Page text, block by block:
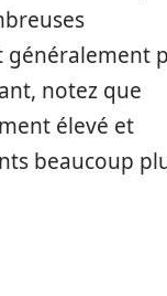
généralement
notez que
élevé et
beaucoup